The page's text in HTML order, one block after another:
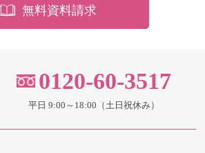
無料資料請求
0120-60-3517
平日 9:00～18:00（土日祝休み）